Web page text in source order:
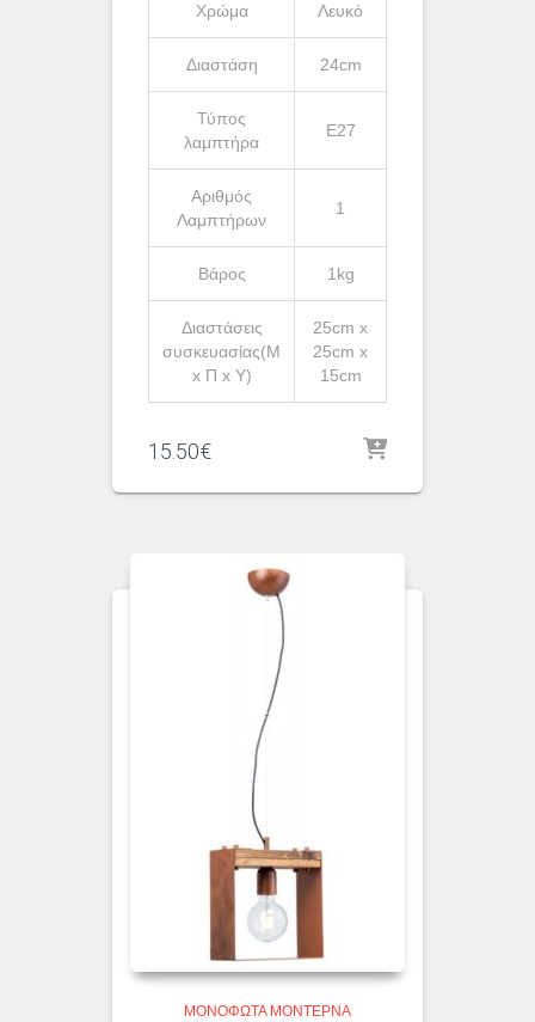
Χρώμα Λευκό
Διαστάση 24cm
Τύπος
λαμπτήρα
Ε27
Αριθμός
Λαμπτήρων
1
Βάρος 1kg
Διαστάσεις
συσκευασίας(Μ
x Π x Υ)
25cm x
25cm x
15cm
15.50€
ΜΟΝΌΦΩΤΑ ΜΟΝΤΈΡΝΑ